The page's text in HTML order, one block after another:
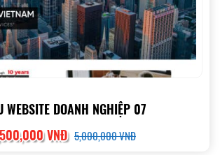
WEBSITE DOANH NGHIỆP 07
VNĐ 5,000,000 VNĐ